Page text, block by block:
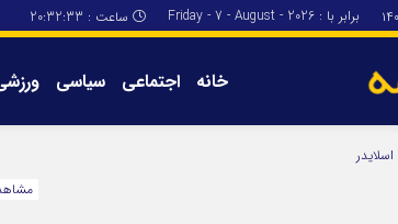
برابر با : Friday - 7 - August - 2026 ساعت : 20:32:33
خانه اجتماعی سیاسی
اسلایدر